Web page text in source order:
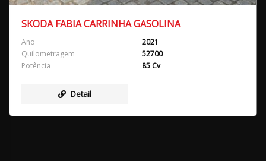
SKODA FABIA CARRINHA GASOLINA
Ano
2021
Quilometragem
52700
Potência
85 Cv
Detail